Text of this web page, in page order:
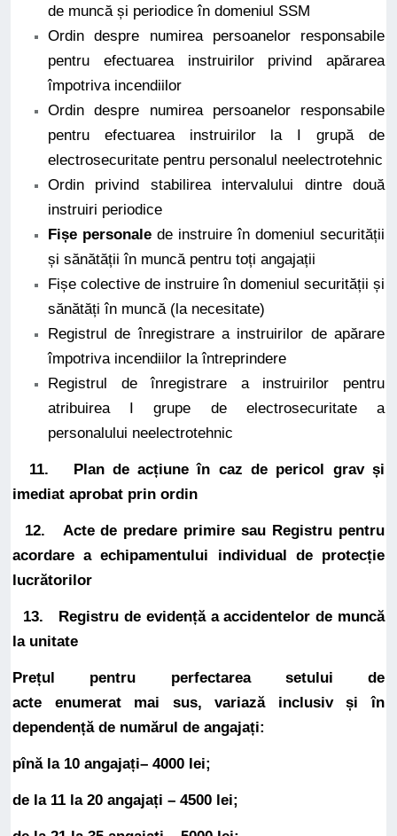
de muncă și periodice în domeniul SSM
Ordin despre numirea persoanelor responsabile
pentru efectuarea instruirilor privind apărarea
împotriva incendiilor
Ordin despre numirea persoanelor responsabile
pentru efectuarea instruirilor la I grupă de
electrosecuritate pentru personalul neelectrotehnic
Ordin privind stabilirea intervalului dintre două
instruiri periodice
Fișe personale de instruire în domeniul securității
și sănătății în muncă pentru toți angajații
Fișe colective de instruire în domeniul securității și
sănătăți în muncă (la necesitate)
Registrul de înregistrare a instruirilor de apărare
împotriva incendiilor la întreprindere
Registrul de înregistrare a instruirilor pentru
atribuirea I grupe de electrosecuritate a
personalului neelectrotehnic
11. Plan de acțiune în caz de pericol grav și
imediat aprobat prin ordin
12. Acte de predare primire sau Registru pentru
acordare a echipamentului individual de protecție
lucrătorilor
13. Registru de evidență a accidentelor de muncă
la unitate
Prețul pentru perfectarea setului de
acte enumerat mai sus, variază inclusiv și în
dependență de numărul de angajați:
pînă la 10 angajați– 4000 lei;
de la 11 la 20 angajați – 4500 lei;